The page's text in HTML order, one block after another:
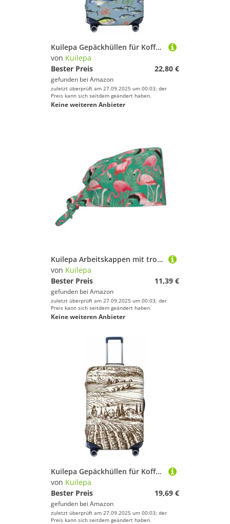
Kuilepa Gepäckhüllen für Koffer, elastisch, waschbar und dehnbar, kratzfest, passend für 45,7 - 81,3 cm Gepäck, kein Gepäck im Lieferumfang enthalten, Schwarz , L
von Kuilepa
Bester Preis
22,80 €
gefunden bei Amazon
zuletzt überprüft am 27.09.2025 um 00:03; der
Preis kann sich seitdem geändert haben.
Keine weiteren Anbieter
Kuilepa Arbeitskappen mit tropischem Flamingo-Druck, mit Schweißband, verstellbare Arbeitsmütze, elastische Scheuermütze, Krankenschwestermütze, Krankenschwestermütze
von Kuilepa
Bester Preis
11,39 €
gefunden bei Amazon
zuletzt überprüft am 27.09.2025 um 00:03; der
Preis kann sich seitdem geändert haben.
Keine weiteren Anbieter
Kuilepa Gepäckhüllen für Koffer, elastisch, waschbar und dehnbar, kratzfest, passend für 45,7 - 81,3 cm Gepäck, kein Gepäck im Lieferumfang enthalten, Schwarz , M
von Kuilepa
Bester Preis
19,69 €
gefunden bei Amazon
zuletzt überprüft am 27.09.2025 um 00:03; der
Preis kann sich seitdem geändert haben.